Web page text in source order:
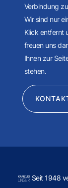
Verbindung
Wir sind nur
Klick entfernt
freuen uns
Ihnen zur
stehen.
Seit 1948